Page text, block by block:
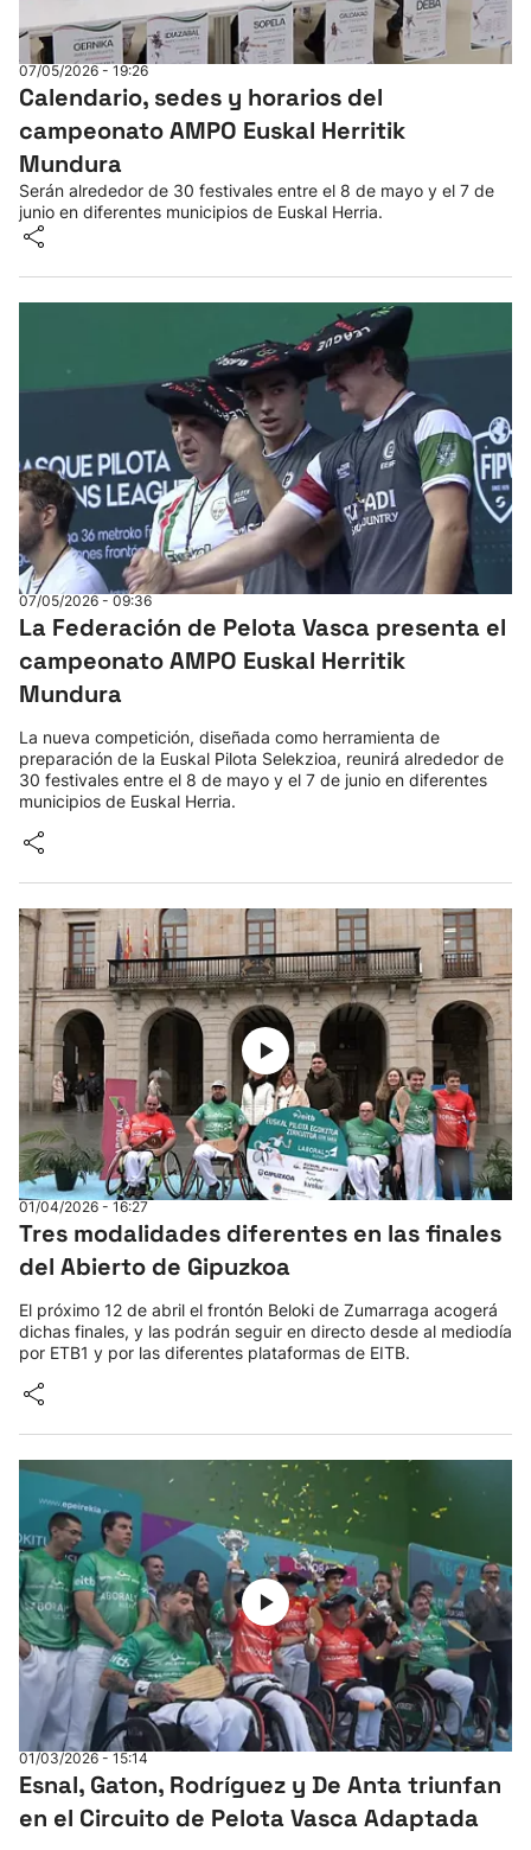
07/05/2026 - 19:26
Calendario, sedes y horarios del
campeonato AMPO Euskal Herritik
Mundura
Serán alrededor de 30 festivales entre el 8 de mayo y el 7 de
junio en diferentes municipios de Euskal Herria.
07/05/2026 - 09:36
La Federación de Pelota Vasca presenta el
campeonato AMPO Euskal Herritik
Mundura
La nueva competición, diseñada como herramienta de
preparación de la Euskal Pilota Selekzioa, reunirá alrededor de
30 festivales entre el 8 de mayo y el 7 de junio en diferentes
municipios de Euskal Herria.
01/04/2026 - 16:27
Tres modalidades diferentes en las finales
del Abierto de Gipuzkoa
El próximo 12 de abril el frontón Beloki de Zumarraga acogerá
dichas finales, y las podrán seguir en directo desde al mediodía
por ETB1 y por las diferentes plataformas de EITB.
01/03/2026 - 15:14
Esnal, Gaton, Rodríguez y De Anta triunfan
en el Circuito de Pelota Vasca Adaptada